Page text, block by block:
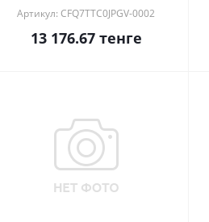
Артикул: CFQ7TTC0JPGV-0002
13 176.67тенге